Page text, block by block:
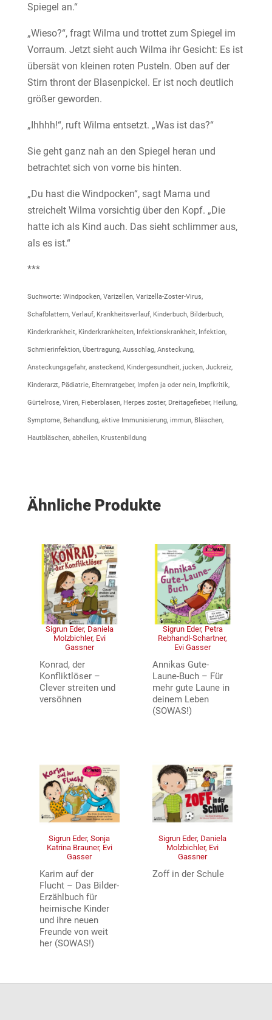
Spiegel an.“
„Wieso?“, fragt Wilma und trottet zum Spiegel im
Vorraum. Jetzt sieht auch Wilma ihr Gesicht: Es ist
übersät von kleinen roten Pusteln. Oben auf der
Stirn thront der Blasenpickel. Er ist noch deutlich
größer geworden.
„Ihhhh!“, ruft Wilma entsetzt. „Was ist das?“
Sie geht ganz nah an den Spiegel heran und
betrachtet sich von vorne bis hinten.
„Du hast die Windpocken“, sagt Mama und
streichelt Wilma vorsichtig über den Kopf. „Die
hatte ich als Kind auch. Das sieht schlimmer aus,
als es ist.“
***
Suchworte: Windpocken, Varizellen, Varizella-Zoster-Virus,
Schafblattern, Verlauf, Krankheitsverlauf, Kinderbuch, Bilderbuch,
Kinderkrankheit, Kinderkrankheiten, Infektionskrankheit, Infektion,
Schmierinfektion, Übertragung, Ausschlag, Ansteckung,
Ansteckungsgefahr, ansteckend, Kindergesundheit, jucken, Juckreiz,
Kinderarzt, Pädiatrie, Elternratgeber, Impfen ja oder nein, Impfkritik,
Gürtelrose, Viren, Fieberblasen, Herpes zoster, Dreitagefieber, Heilung,
Symptome, Behandlung, aktive Immunisierung, immun, Bläschen,
Hautbläschen, abheilen, Krustenbildung
Ähnliche Produkte
Sigrun Eder, Daniela
Molzbichler, Evi
Gassner
Konrad, der
Konfliktlöser –
Clever streiten und
versöhnen
Sigrun Eder, Petra
Rebhandl-Schartner,
Evi Gasser
Annikas Gute-
Laune-Buch – Für
mehr gute Laune in
deinem Leben
(SOWAS!)
Sigrun Eder, Sonja
Katrina Brauner, Evi
Gasser
Karim auf der
Flucht – Das Bilder-
Erzählbuch für
heimische Kinder
und ihre neuen
Freunde von weit
her (SOWAS!)
Sigrun Eder, Daniela
Molzbichler, Evi
Gassner
Zoff in der Schule